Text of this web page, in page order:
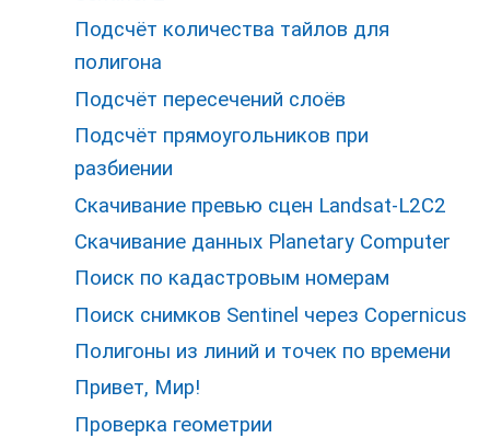
Подсчёт количества тайлов для
полигона
Подсчёт пересечений слоёв
Подсчёт прямоугольников при
разбиении
Скачивание превью сцен Landsat-L2C2
Скачивание данных Planetary Computer
Поиск по кадастровым номерам
Поиск снимков Sentinel через Copernicus
Полигоны из линий и точек по времени
Привет, Мир!
Проверка геометрии